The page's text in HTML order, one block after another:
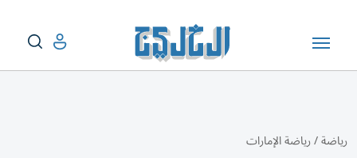
رياضة/رياضة الإمارات